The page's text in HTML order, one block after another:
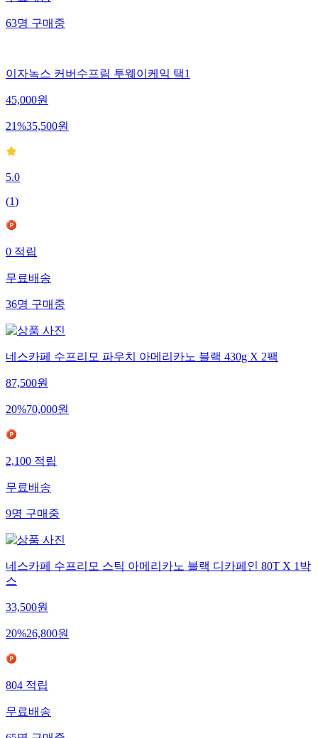
63명구매중
이자녹스 커버수프림 투웨이케익 택1
45,000원
21%35,500원
5.0
(1)
0적립
무료배송
36명구매중
네스카페 수프리모 파우치 아메리카노 블랙 430g X 2팩
87,500원
20%70,000원
2,100적립
무료배송
9명구매중
네스카페 수프리모 스틱 아메리카노 블랙 디카페인 80T X 1박
스
33,500원
20%26,800원
804적립
무료배송